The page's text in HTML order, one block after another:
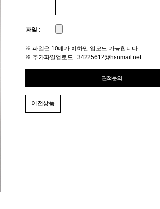
파일 :
※ 파일은 10메가 이하만 업로드 가능합니다.
※ 추가파일업로드 :34225612@hanmail.net
이전상품